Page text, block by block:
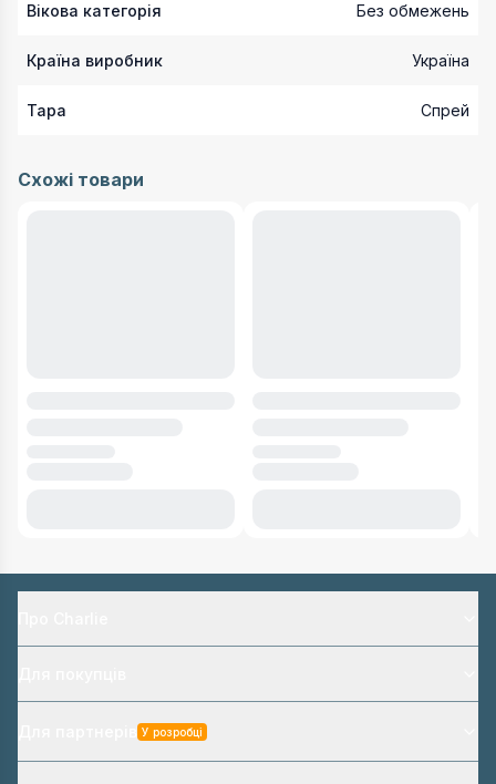
Вікова категорія Без обмежень
Країна виробник Україна
Тара Спрей
Схожі товари
У розробці